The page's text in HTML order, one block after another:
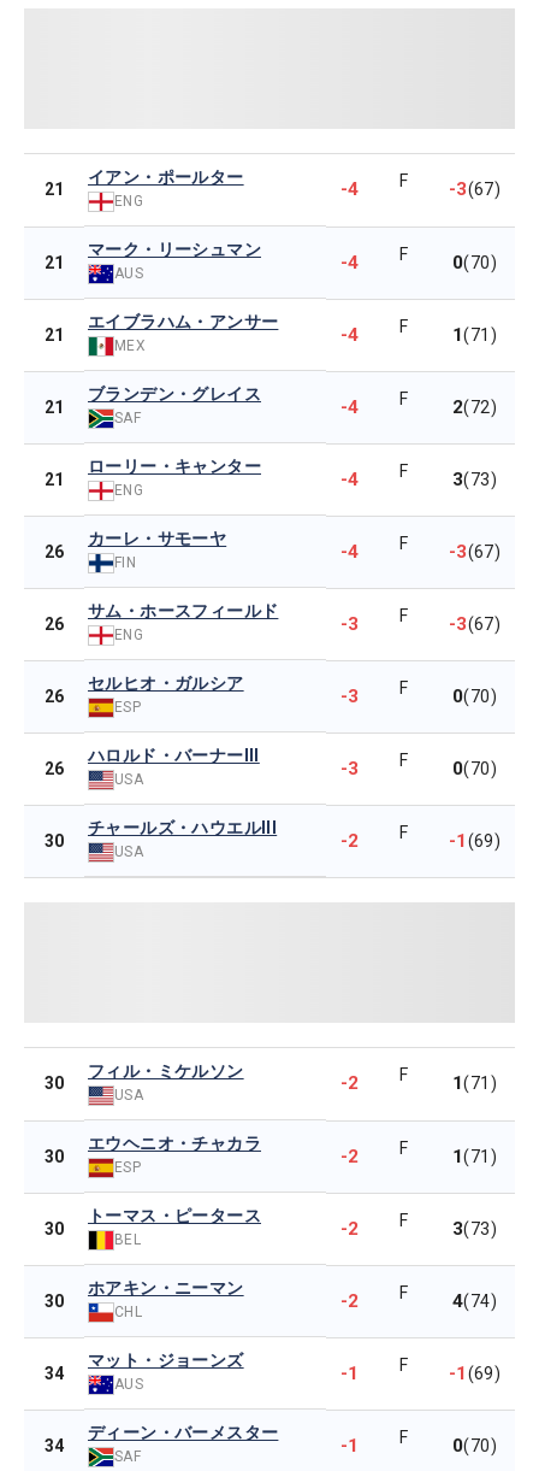
21
イアン・ポールター
ENG
-4 F -3(67)
21
マーク・リーシュマン
AUS -4 F 0(70)
21
エイブラハム・アンサー
MEX -4 F 1(71)
21
ブランデン・グレイス
SAF -4 F 2(72)
21
ローリー・キャンター
ENG -4 F 3(73)
26
カーレ・サモーヤ
FIN -4 F -3(67)
26
サム・ホースフィールド
ENG -3 F -3(67)
26
セルヒオ・ガルシア
ESP -3 F 0(70)
26
ハロルド・バーナーIII
USA -3 F 0(70)
30
チャールズ・ハウエルIII
USA -2 F -1(69)
30
フィル・ミケルソン
USA
-2 F 1(71)
30
エウヘニオ・チャカラ
ESP -2 F 1(71)
30
トーマス・ピータース
BEL -2 F 3(73)
30
ホアキン・ニーマン
CHL -2 F 4(74)
34
マット・ジョーンズ
AUS -1 F -1(69)
34
ディーン・バーメスター
SAF -1 F 0(70)